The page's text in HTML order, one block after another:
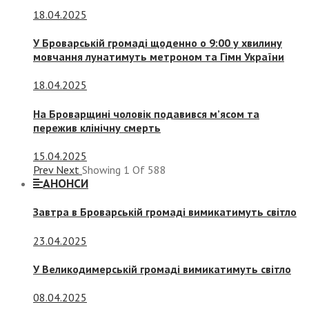
18.04.2025
У Броварській громаді щоденно о 9:00 у хвилину
мовчання лунатимуть метроном та Гімн України
18.04.2025
На Броварщині чоловік подавився м’ясом та
пережив клінічну смерть
15.04.2025
Prev Next Showing 1 Of 588
АНОНСИ
Завтра в Броварській громаді вимикатимуть світло
23.04.2025
У Великодимерській громаді вимикатимуть світло
08.04.2025